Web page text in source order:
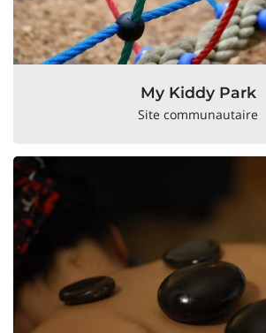
My Kiddy Park
Site communautaire